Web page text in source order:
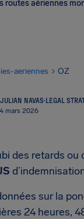
routes aériennes
aeriennes OZ
NAVAS·LEGAL
mars 2026
des retards
sur la
24 heures,